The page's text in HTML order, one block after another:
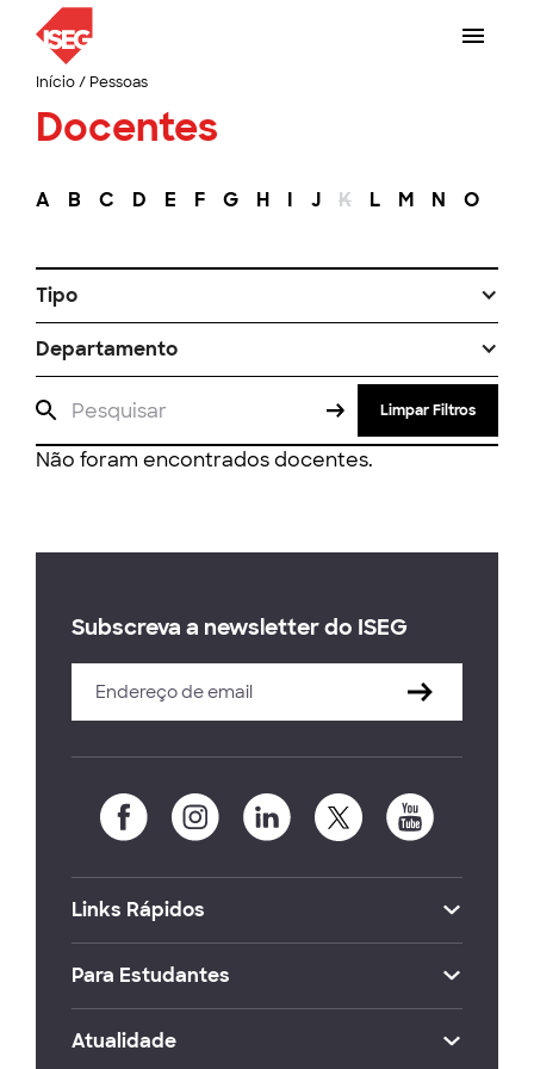
Início/ Pessoas
Docentes
A B C D E F G H I J K L M N O
Tipo
Departamento
Limpar Filtros
Não foram encontrados docentes.
Subscreva a newsletter do ISEG
Links Rápidos
Para Estudantes
Atualidade